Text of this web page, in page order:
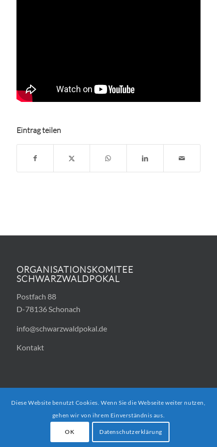
Eintrag teilen
ORGANISATIONSKOMITEE
SCHWARZWALDPOKAL
Postfach 88
D-78136 Schonach
info@schwarzwaldpokal.de
Kontakt
Diese Website benutzt Cookies. Wenn Sie die Webseite weiter nutzen,
gehen wir von ihrem Einverständnis aus.
OK Datenschutzerklärung